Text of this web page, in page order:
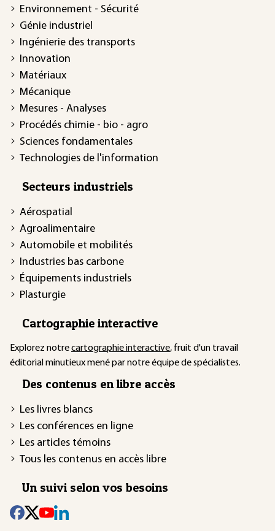
Environnement - Sécurité
Génie industriel
Ingénierie des transports
Innovation
Matériaux
Mécanique
Mesures - Analyses
Procédés chimie - bio - agro
Sciences fondamentales
Technologies de l'information
Secteurs industriels
Aérospatial
Agroalimentaire
Automobile et mobilités
Industries bas carbone
Équipements industriels
Plasturgie
Cartographie interactive
Explorez notrecartographie interactive, fruit d'un travail
éditorial minutieux mené par notre équipe de spécialistes.
Des contenus en libre accès
Les livres blancs
Les conférences en ligne
Les articles témoins
Tous les contenus en accès libre
Un suivi selon vos besoins